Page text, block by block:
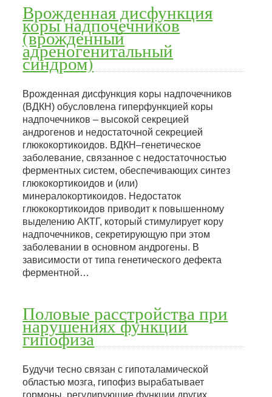
Врожденная дисфункция
коры надпочечников
(врожденный
адреногенитальный
синдром)
Врожденная дисфункция коры надпочечников
(ВДКН) обусловлена гиперфункцией коры
надпочечников – высокой секрецией
андрогенов и недостаточной секрецией
глюкокортикоидов. ВДКН–генетическое
заболевание, связанное с недостаточностью
ферментных систем, обеспечивающих синтез
глюкокортикоидов и (или)
минералокортикоидов. Недостаток
глюкокортикоидов приводит к повышенному
выделению АКТГ, который стимулирует кору
надпочечников, секретирующую при этом
заболевании в основном андрогены. В
зависимости от типа генетического дефекта
ферментной…
Половые расстройства при
нарушениях функций
гипофиза
Будучи тесно связан с гипоталамической
областью мозга, гипофиз вырабатывает
гормоны, регулирующие функции других